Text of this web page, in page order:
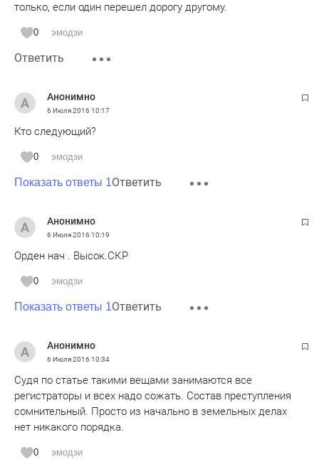
только, если один перешел дорогу другому.
0 эмодзи
Ответить
Анонимно
6 Июля 2016 10:17
Кто следующий?
0 эмодзи
Показать ответы 1Ответить
Анонимно
6 Июля 2016 10:19
Орден нач . Высок.СКР
0 эмодзи
Показать ответы 1Ответить
Анонимно
6 Июля 2016 10:34
Судя по статье такими вещами занимаются все
регистраторы и всех надо сожать. Состав преступления
сомнительный. Просто из начально в земельных делах
нет никакого порядка.
0 эмодзи